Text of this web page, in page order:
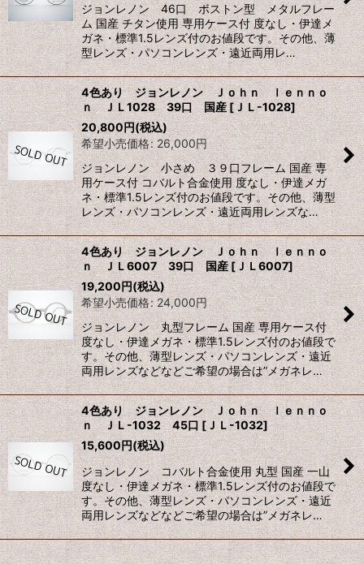
ジョンレノン 46口 ボストン型 メタルフレー
ム 国産 チタン使用 専用ケース付 度なし・伊達メ
ガネ・標準1.5レンズ付のお値段です。その他、薄
型レンズ・パソコンレンズ・遠近両用レ…
4色あり ジョンレノン Ｊｏｈｎ ｌｅｎｎｏ
ｎ ＪＬ1028 39口 国産 [ＪＬ-1028]
20,800円(税込)
希望小売価格: 26,000円
ジョンレノン 小さめ ３９口フレーム 国産 専
用ケース付 コバルト合金使用 度なし・伊達メガ
ネ・標準1.5レンズ付のお値段です。その他、薄型
レンズ・パソコンレンズ・遠近両用レンズな…
4色あり ジョンレノン Ｊｏｈｎ ｌｅｎｎｏ
ｎ ＪＬ6007 39口 国産 [ ＪＬ6007]
19,200円(税込)
希望小売価格: 24,000円
ジョンレノン 丸型フレーム 国産 専用ケース付
度なし・伊達メガネ・標準1.5レンズ付のお値段で
す。その他、薄型レンズ・パソコンレンズ・遠近
両用レンズなどなどご希望の場合は”メガネレ…
4色あり ジョンレノン Ｊｏｈｎ ｌｅｎｎｏ
ｎ ＪＬ-1032 45口 [ＪＬ-1032]
15,600円(税込)
ジョンレノン コバルト合金使用 丸型 国産 一山
度なし・伊達メガネ・標準1.5レンズ付のお値段で
す。その他、薄型レンズ・パソコンレンズ・遠近
両用レンズなどなどご希望の場合は”メガネレ…